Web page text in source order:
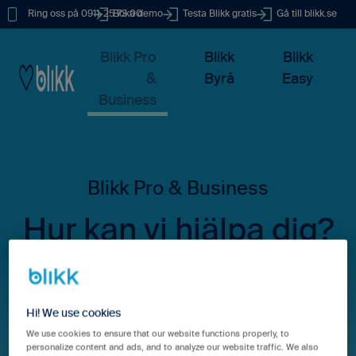
Ring oss på 0911-25 73 00
Boka demo Testa Blikk gratis Gå till blikk.se
Blikk Pro
&
Business
Blikk
Byrå
Blikk
Easy
Hur kan vi hjälpa dig?
Det finns inga förslag eftersom sökfältet är tomt.
Hi! We use cookies
We use cookies to ensure that our website functions properly, to
personalize content and ads, and to analyze our website traffic. We also